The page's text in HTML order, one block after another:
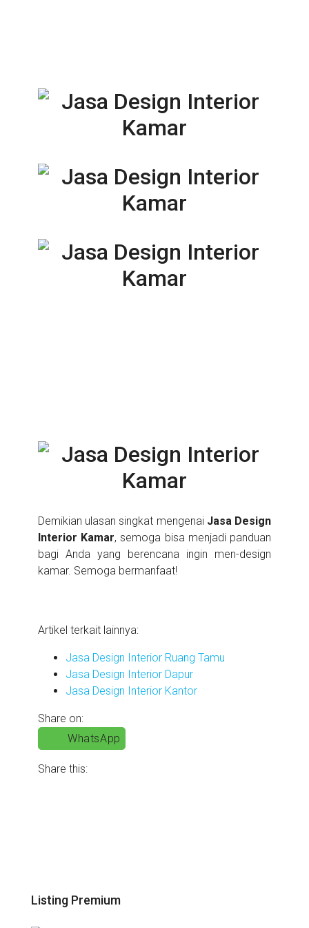
Demikian ulasan singkat mengenai Jasa Design
Interior Kamar, semoga bisa menjadi panduan
bagi Anda yang berencana ingin men-design
kamar. Semoga bermanfaat!
Artikel terkait lainnya:
Jasa Design Interior Ruang Tamu
Jasa Design Interior Dapur
Jasa Design Interior Kantor
Share on:
WhatsApp
Share this:
Listing Premium